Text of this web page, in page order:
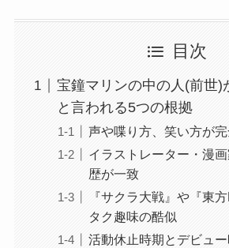
目次
宝鐘マリンの中の人(前世)
と言われる5つの根拠
声や喋り方、笑い方が
イラストレーター・漫
歴が一致
『サクラ大戦』や『東
タク趣味の酷似
活動休止時期とデビュ